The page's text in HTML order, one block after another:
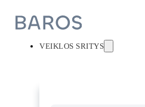
VEIKLOS SRITYS